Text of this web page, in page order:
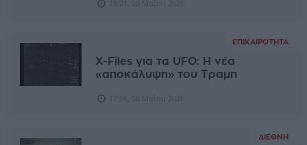
ΕΠΙΚΑΙΡΌΤΗΤΑ
X-Files για τα UFO: Η νέα
«αποκάλυψη» του Τραμπ
ΔΙΕΘΝΉ